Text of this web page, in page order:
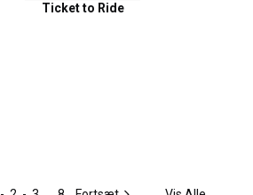
Ticket to Ride